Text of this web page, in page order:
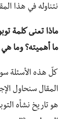
نتناوله في هذا
ماذا تعنى كلمة
ما أهميته؟ وما
كلّ هذه الأسئلة
المقال سنحاول
هو تاريخ نشأه